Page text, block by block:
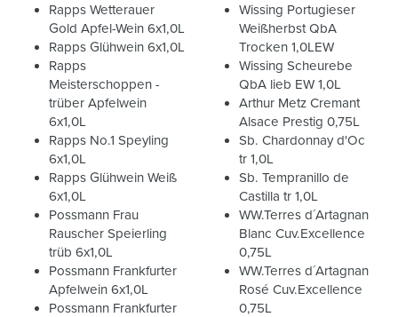
Rapps Wetterauer
Gold Apfel-Wein 6x1,0L
Rapps Glühwein 6x1,0L
Rapps
Meisterschoppen -
trüber Apfelwein
6x1,0L
Rapps No.1 Speyling
6x1,0L
Rapps Glühwein Weiß
6x1,0L
Possmann Frau
Rauscher Speierling
trüb 6x1,0L
Possmann Frankfurter
Apfelwein 6x1,0L
Possmann Frankfurter
Wissing Portugieser
Weißherbst QbA
Trocken 1,0LEW
Wissing Scheurebe
QbA lieb EW 1,0L
Arthur Metz Cremant
Alsace Prestig 0,75L
Sb. Chardonnay d'Oc
tr 1,0L
Sb. Tempranillo de
Castilla tr 1,0L
WW.Terres d´Artagnan
Blanc Cuv.Excellence
0,75L
WW.Terres d´Artagnan
Rosé Cuv.Excellence
0,75L